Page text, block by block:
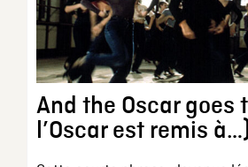
And the Oscar goes
l’Oscar est remis